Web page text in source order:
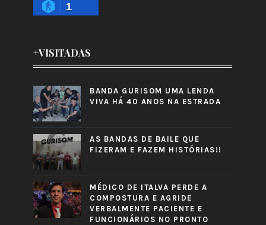
1
+VISITADAS
BANDA GURISOM UMA LENDA
VIVA HÁ 40 ANOS NA ESTRADA
AS BANDAS DE BAILE QUE
FIZERAM E FAZEM HISTÓRIAS!!
MÉDICO DE ITALVA PERDE A
COMPOSTURA E AGRIDE
VERBALMENTE PACIENTE E
FUNCIONÁRIOS NO PRONTO